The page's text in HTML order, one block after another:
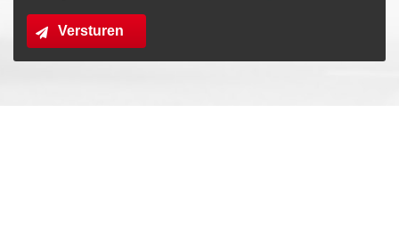
veld
leeg
Versturen